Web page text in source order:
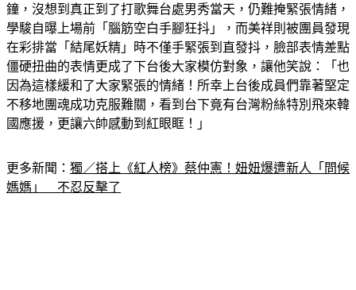
鐘，沒想到真正到了打歌舞台處男秀當天，仍難掩緊張情緒，
學駿自曝上場前「腦筋空白手腳狂抖」，而美祥則被團員發現
在彩排當「結尾妖精」時不僅手緊張到直發抖，臉部表情差點
僵硬扭曲的表情更成了下台後大家模仿對象，讓他笑說：「也
因為這樣緩和了大家緊張的情緒！所幸上台後成員們靠著堅定
不移地團魂成功克服難關，看到台下竟有台灣粉絲特別飛來韓
國應援，更讓六帥感動到紅眼眶！」
更多新聞： 獨／搭上《紅人榜》蔡仲憲！妞妞爆遭新人「問候
媽媽」　不忍反擊了